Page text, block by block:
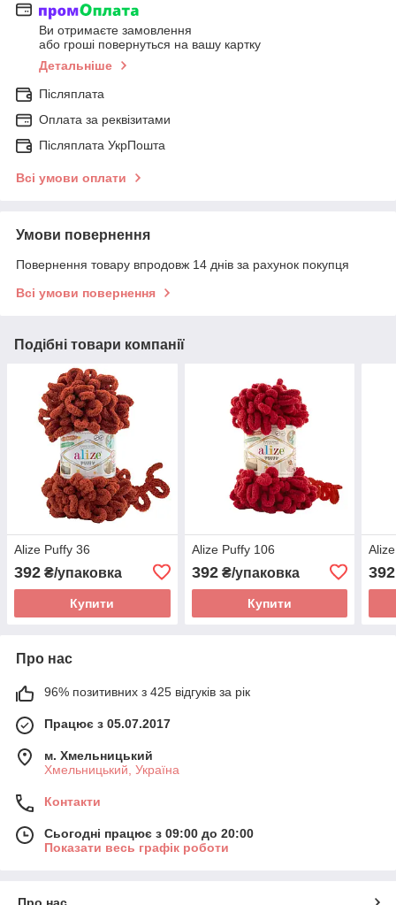
Ви отримаєте замовлення
або гроші повернуться на вашу картку
Детальніше
Післяплата
Оплата за реквізитами
Післяплата УкрПошта
Всі умови оплати
Умови повернення
Повернення товару впродовж 14 днів за рахунок покупця
Всі умови повернення
Подібні товари компанії
Alize Puffy 36
392 ₴/упаковка
Купити
Alize Puffy 106
392₴/упаковка
Купити
392
Про нас
96% позитивних з 425 відгуків за рік
Працює з 05.07.2017
м. Хмельницький
Хмельницький, Україна
Контакти
Сьогодні працює з 09:00 до 20:00
Показати весь графік роботи